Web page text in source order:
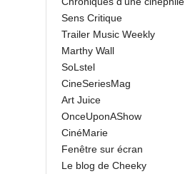
Sens Critique
Trailer Music Weekly
Marthy Wall
SoLstel
CineSeriesMag
Art Juice
OnceUponAShow
CinéMarie
Fenêtre sur écran
Le blog de Cheeky